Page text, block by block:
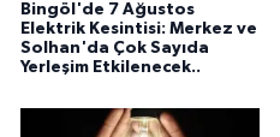
Bingöl'de 7 Ağustos
Elektrik Kesintisi: Merkez ve
Solhan'da Çok Sayıda
Yerleşim Etkilenecek..